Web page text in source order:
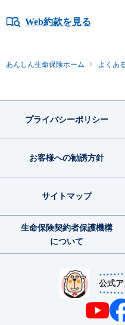
Web約款を見る
あんしん生命保険ホーム よくあ
公式
プライバシーポリシー
お客様への勧誘方針
サイトマップ
生命保険契約者保護機構
について